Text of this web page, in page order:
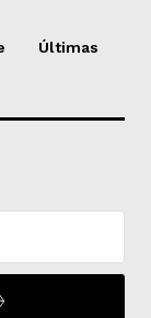
Últimas